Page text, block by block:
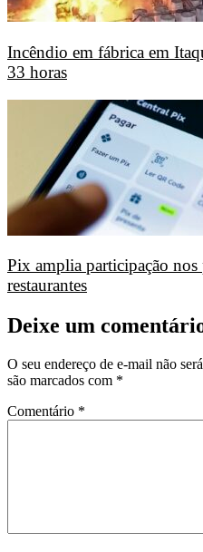
Incêndio em fábrica em
33 horas
Pix amplia participação nos
restaurantes
Deixe um
O seu endereço de e-mail não
são marcados com *
Comentário *